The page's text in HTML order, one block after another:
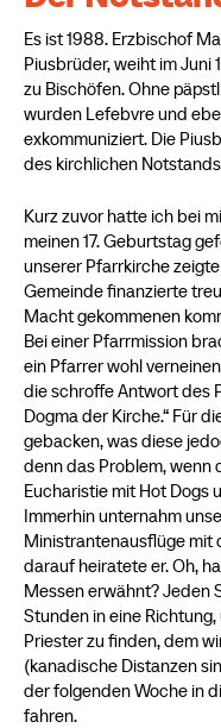
Es ist 1988. Erzbischof
Piusbrüder, weiht im
zu Bischöfen. Ohne
wurden Lefebvre und
exkommuniziert. Die
des kirchlichen
Kurz zuvor hatte ich bei
meinen 17. Geburtstag
unserer Pfarrkirche
Gemeinde finanzierte
Macht gekommenen
Bei einer Pfarrmission
ein Pfarrer wohl
die schroffe Antwort des
Dogma der Kirche.“ Für
gebacken, was diese
denn das Problem, wenn
Eucharistie mit Hot
Immerhin unternahm
Ministrantenausflüge mit
darauf heiratete er. Oh,
Messen erwähnt? Jeden
Stunden in eine
Priester zu finden, dem
(kanadische Distanzen
der folgenden Woche in
fahren.